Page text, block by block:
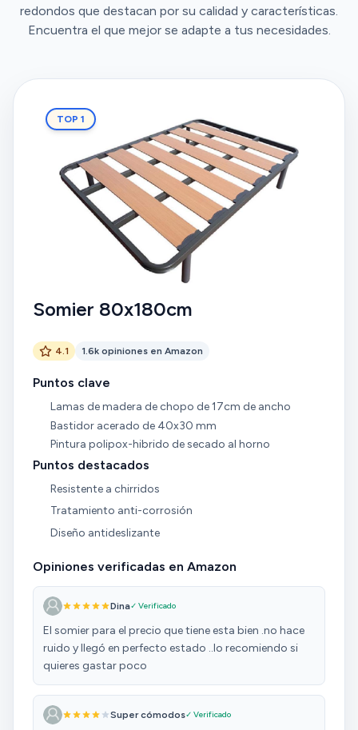
redondos que destacan por su calidad y características.
Encuentra el que mejor se adapte a tus necesidades.
TOP 1
Somier 80x180cm
4.1 1.6k opiniones en Amazon
Puntos clave
Lamas de madera de chopo de 17cm de ancho
Bastidor acerado de 40x30 mm
Pintura polipox-hibrido de secado al horno
Puntos destacados
Resistente a chirridos
Tratamiento anti-corrosión
Diseño antideslizante
Opiniones verificadas en Amazon
Dina✓ Verificado
El somier para el precio que tiene esta bien .no hace
ruido y llegó en perfecto estado ..lo recomiendo si
quieres gastar poco
Super cómodos✓ Verificado